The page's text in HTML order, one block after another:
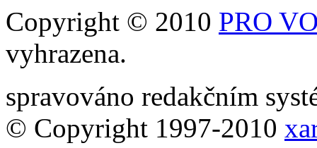
Copyright © 2010 PRO
vyhrazena.
spravováno redakčním
© Copyright 1997-2010